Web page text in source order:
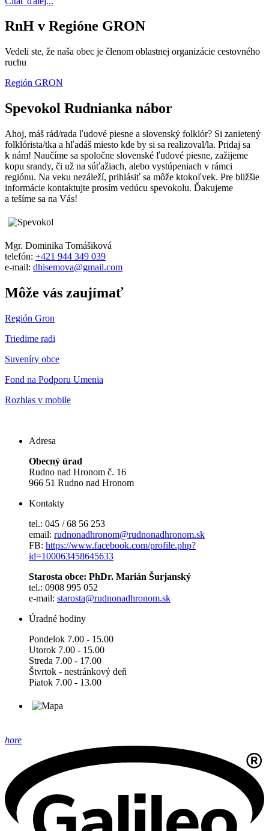
RnH v Regióne GRON
Vedeli ste, že naša obec je členom oblastnej organizácie cestovného
ruchu
Región GRON
Spevokol Rudnianka nábor
Ahoj, máš rád/rada ľudové piesne a slovenský folklór? Si zanietený
folklórista/tka a hľadáš miesto kde by si sa realizoval/la. Pridaj sa
k nám! Naučíme sa spoločne slovenské ľudové piesne, zažijeme
kopu srandy, či už na súťažiach, alebo vystúpeniach v rámci
regiónu. Na veku nezáleží, prihlásiť sa môže ktokoľvek. Pre bližšie
informácie kontaktujte prosím vedúcu spevokolu. Ďakujeme
a tešíme sa na Vás!
Mgr. Dominika Tomášiková
telefón: +421 944 349 039
e-mail: dhisemova@gmail.com
Môže vás zaujímať
Región Gron
Triedime radi
Suveníry obce
Fond na Podporu Umenia
Rozhlas v mobile
Adresa
Obecný úrad
Rudno nad Hronom č. 16
966 51 Rudno nad Hronom
Kontakty
tel.: 045 / 68 56 253
email: rudnonadhronom@rudnonadhronom.sk
FB: https://www.facebook.com/profile.php?
id=100063458645633
Starosta obce: PhDr. Marián Šurjanský
tel.: 0908 995 052
e-mail: starosta@rudnonadhronom.sk
Úradné hodiny
Pondelok 7.00 - 15.00
Utorok 7.00 - 15.00
Streda 7.00 - 17.00
Štvrtok - nestránkový deň
Piatok 7.00 - 13.00
hore